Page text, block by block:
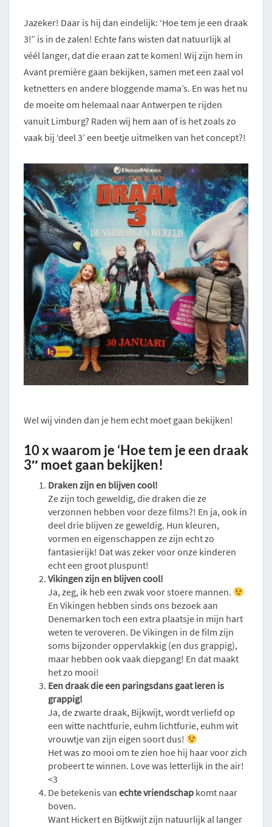
GAAN
KIJKEN
Jazeker! Daar is hij dan eindelijk: ‘Hoe tem je een draak
3!” is in de zalen! Echte fans wisten dat natuurlijk al
véél langer, dat die eraan zat te komen! Wij zijn hem in
Avant première gaan bekijken, samen met een zaal vol
ketnetters en andere bloggende mama’s. En was het nu
de moeite om helemaal naar Antwerpen te rijden
vanuit Limburg? Raden wij hem aan of is het zoals zo
vaak bij ‘deel 3’ een beetje uitmelken van het concept?!
Wel wij vinden dan je hem echt moet gaan bekijken!
10 x waarom je ‘Hoe tem je een draak
3″ moet gaan bekijken!
Draken zijn en blijven cool!
Ze zijn toch geweldig, die draken die ze
verzonnen hebben voor deze films?! En ja, ook in
deel drie blijven ze geweldig. Hun kleuren,
vormen en eigenschappen ze zijn echt zo
fantasierijk! Dat was zeker voor onze kinderen
echt een groot pluspunt!
Vikingen zijn en blijven cool!
Ja, zeg, ik heb een zwak voor stoere mannen.
En Vikingen hebben sinds ons bezoek aan
Denemarken toch een extra plaatsje in mijn hart
weten te veroveren. De Vikingen in de film zijn
soms bijzonder oppervlakkig (en dus grappig),
maar hebben ook vaak diepgang! En dat maakt
het zo mooi!
Een draak die een paringsdans gaat leren is
grappig!
Ja, de zwarte draak, Bijkwijt, wordt verliefd op
een witte nachtfurie, euhm lichtfurie, euhm wit
vrouwtje van zijn eigen soort dus!
Het was zo mooi om te zien hoe hij haar voor zich
probeert te winnen. Love was letterlijk in the air!
<3
De betekenis van echte vriendschap komt naar
boven.
Want Hickert en Bijtkwijt zijn natuurlijk al langer